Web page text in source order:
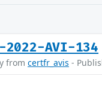
2022-AVI-134
from certfr_avis -